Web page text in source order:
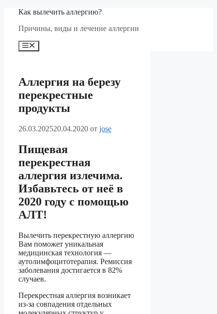
Перейти
содержимому
Как вылечить аллергию?
Причины, виды и лечение аллергии
Меню
Аллергия на березу
перекрестные
продукты
26.03.202520.04.2020 от jose
Пищевая
перекрестная
аллергия излечима.
Избавьтесь от неё в
2020 году с помощью
АЛТ!
Вылечить перекрестную аллергию
Вам поможет уникальная
медицинская технология —
аутолимфоцитотерапия. Ремиссия
заболевания достигается в 82%
случаев.
Перекрестная аллергия возникает
из-за совпадения отдельных